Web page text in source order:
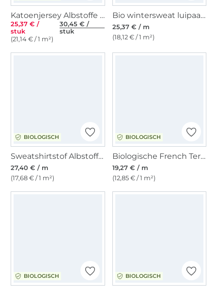
Katoenjersey Albstoffe Hamburger Liebe Queen of Hearts Panel 150 x 80 cm, gris
25,37 € /
stuk
30,45 € /
stuk
(21,14 € / 1 m²)
Bio wintersweat luipaard, bruin
25,37 € / m
(18,12 € / 1 m²)
BIOLOGISCH
Sweatshirtstof Albstoffe Hamburger Liebe Midnight Luna Moth, zwart - blauw
27,40 € / m
(17,68 € / 1 m²)
BIOLOGISCH
Biologische French Terry Flower Love, gebroken wit
19,27 € / m
(12,85 € / 1 m²)
BIOLOGISCH BIOLOGISCH